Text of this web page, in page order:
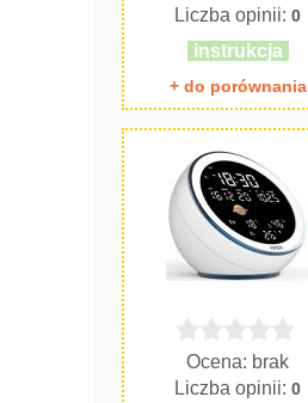
Liczba opinii:0
instrukcja
+ do porównania
Ocena: brak
Liczba opinii:0